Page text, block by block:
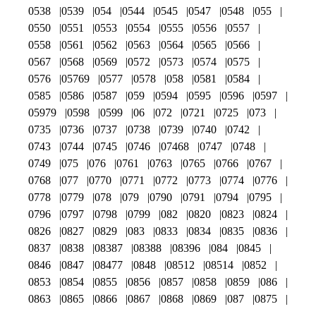
0538
0539 054 0544 0545 0547 0548
055
0550
0551 0553 0554 0555 0556
0557
0558
0561 0562 0563 0564 0565
0566
0567
0568 0569 0572 0573 0574
0575
0576
05769 0577 0578 058 0581
0584
0585
0586 0587 059 0594 0595 0596
0597
05979
0598 0599 06 072 0721 0725
073
0735
0736 0737 0738 0739 0740
0742
0743
0744 0745 0746 07468 0747
0748
0749
075 076 0761 0763 0765 0766
0767
0768
077 0770 0771 0772 0773 0774
0776
0778
0779 078 079 0790 0791 0794
0795
0796
0797 0798 0799 082 0820 0823
0824
0826
0827 0829 083 0833 0834 0835
0836
0837
0838 08387 08388 08396 084
0845
0846
0847 08477 0848 08512 08514
0852
0853
0854 0855 0856 0857 0858 0859
086
0863
0865 0866 0867 0868 0869 087
0875